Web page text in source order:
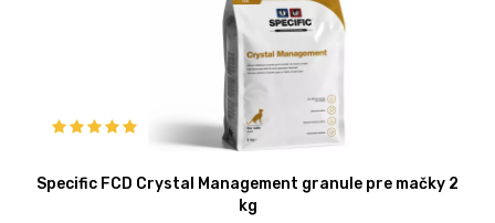
Specific FCD Crystal Management granule pre mačky 2
kg